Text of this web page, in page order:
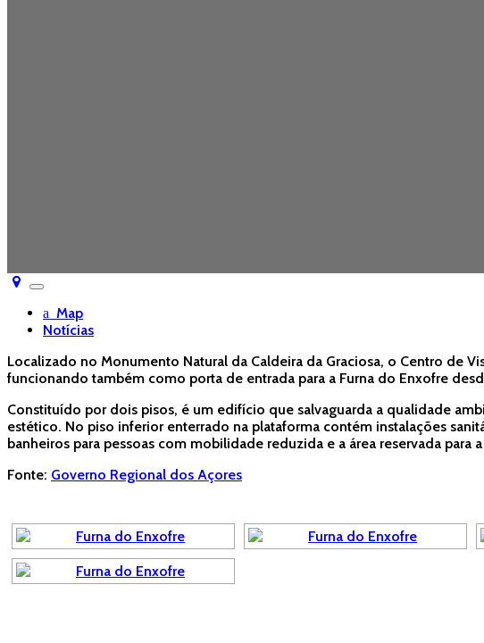
Toggle
navigation
Map
Notícias
Localizado no Monumento Natural da Caldeira da Graciosa, o Centro de
funcionando também como porta de entrada para a Furna do Enxofre
Constituído por dois pisos, é um edifício que salvaguarda a qualidade
estético. No piso inferior enterrado na plataforma contém instalações
banheiros para pessoas com mobilidade reduzida e a área reservada para
Fonte: Governo Regional dos Açores